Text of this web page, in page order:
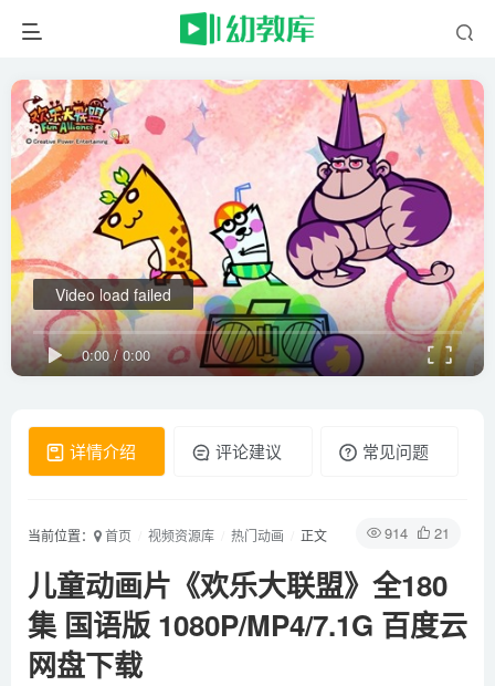
0:00/0:00
Video load failed
详情介绍 评论建议 常见问题
914 21
当前位置： 首页 视频资源库 热门动画 正文
儿童动画片《欢乐大联盟》全180
集 国语版 1080P/MP4/7.1G 百度云
网盘下载